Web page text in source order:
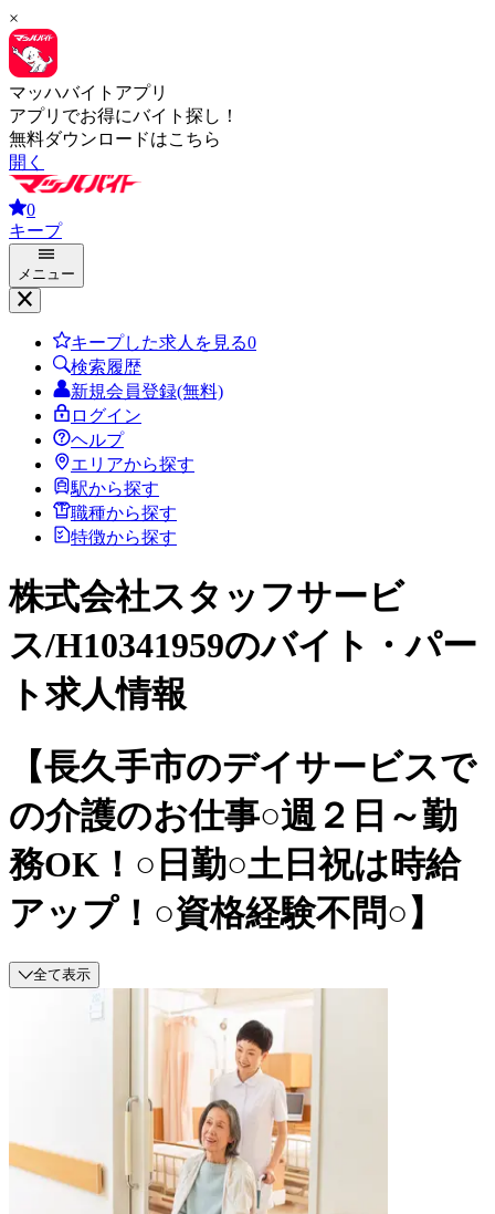
×
マッハバイトアプリ
アプリでお得にバイト探し！
無料ダウンロードはこちら
開く
0
キープ
メニュー
キープした求人を見る0
検索履歴
新規会員登録(無料)
ログイン
ヘルプ
エリアから探す
駅から探す
職種から探す
特徴から探す
株式会社スタッフサービ
ス/H10341959のバイト・パー
ト求人情報
【長久手市のデイサービスで
の介護のお仕事○週２日～勤
務OK！○日勤○土日祝は時給
アップ！○資格経験不問○】
全て表示